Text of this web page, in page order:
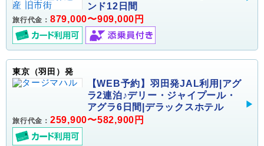
ンド12日間
旅行代金： 879,000〜909,000円
東京（羽田）発
【WEB予約】羽田発JAL利用|アグ
ラ2連泊♪デリー・ジャイプール・
アグラ6日間|デラックスホテル
旅行代金： 259,900〜582,900円